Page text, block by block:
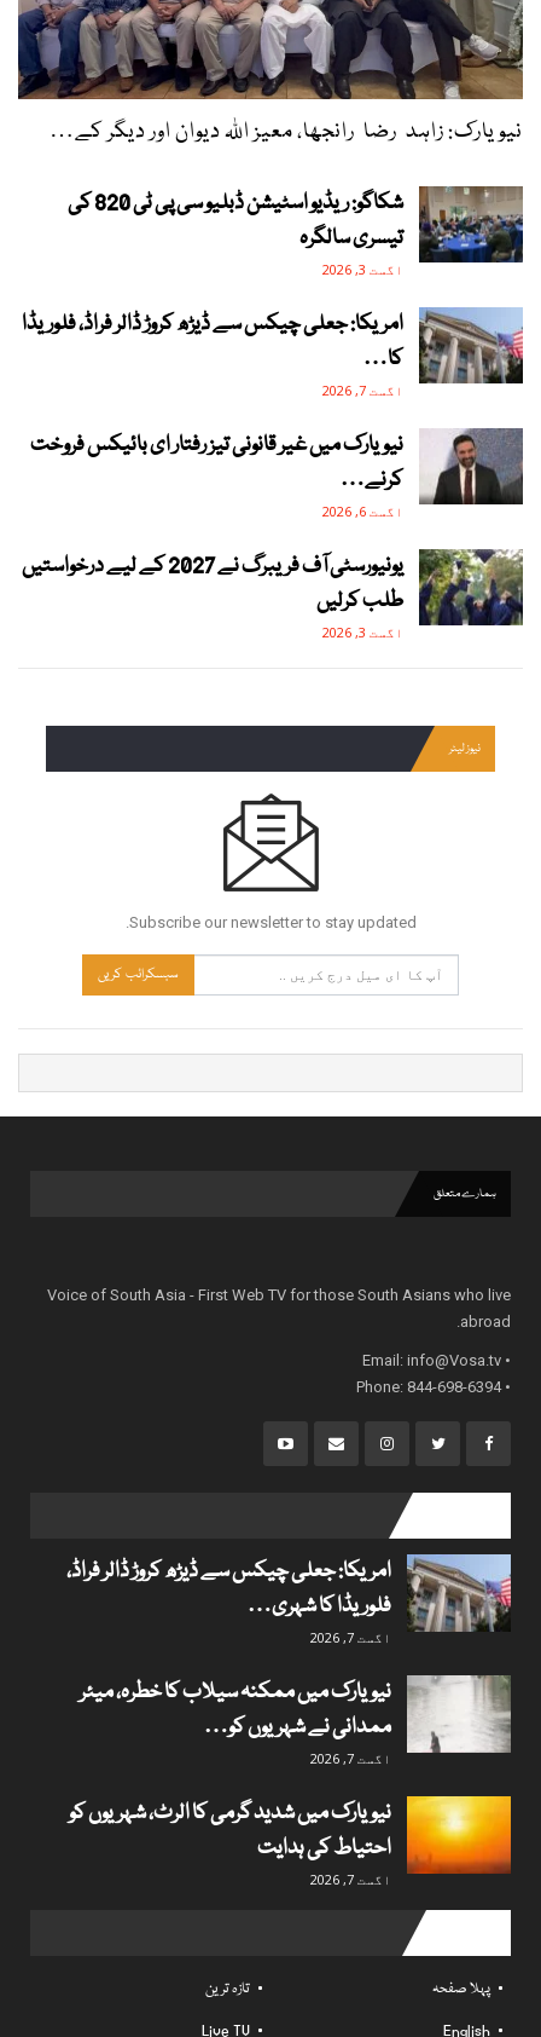
نیویارک: زاہد رضا رانجھا، معیز اللہ دیوان اور دیگر کے…
شکاگو: ریڈیو اسٹیشن ڈبلیو سی پی ٹی 820 کی
تیسری سالگرہ
اگست 3, 2026
امریکا: جعلی چیکس سے ڈیڑھ کروڑ ڈالر فراڈ، فلوریڈا
کا…
اگست 7, 2026
نیویارک میں غیر قانونی تیز رفتار ای بائیکس فروخت
کرنے…
اگست 6, 2026
یونیورسٹی آف فریبرگ نے 2027 کے لیے درخواستیں
طلب کرلیں
اگست 3, 2026
نیوز لیٹر
Subscribe our newsletter to stay updated.
سبسکرائب کریں
ہمارے متعلق
Voice of South Asia - First Web TV for those South Asians who live
abroad.
• Email:
info@Vosa.tv
• Phone: 844-698-6394
امریکا: جعلی چیکس سے ڈیڑھ کروڑ ڈالر فراڈ،
فلوریڈا کا شہری…
اگست 7, 2026
نیویارک میں ممکنہ سیلاب کا خطرہ، میئر
ممدانی نے شہریوں کو…
اگست 7, 2026
نیویارک میں شدید گرمی کا الرٹ، شہریوں کو
احتیاط کی ہدایت
اگست 7, 2026
پہلا صفحہ
تازہ ترین
English
Live TV